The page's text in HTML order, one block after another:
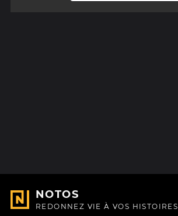
NOTOS
REDONNEZ VIE À VOS HISTOIRES